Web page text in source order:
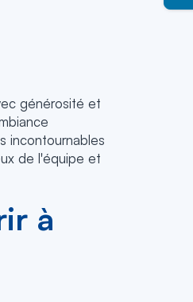
générosité et
incontournables
de l'équipe et
à